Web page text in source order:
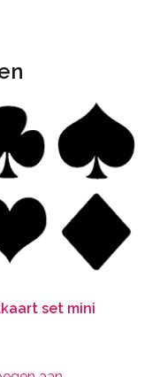
set mini